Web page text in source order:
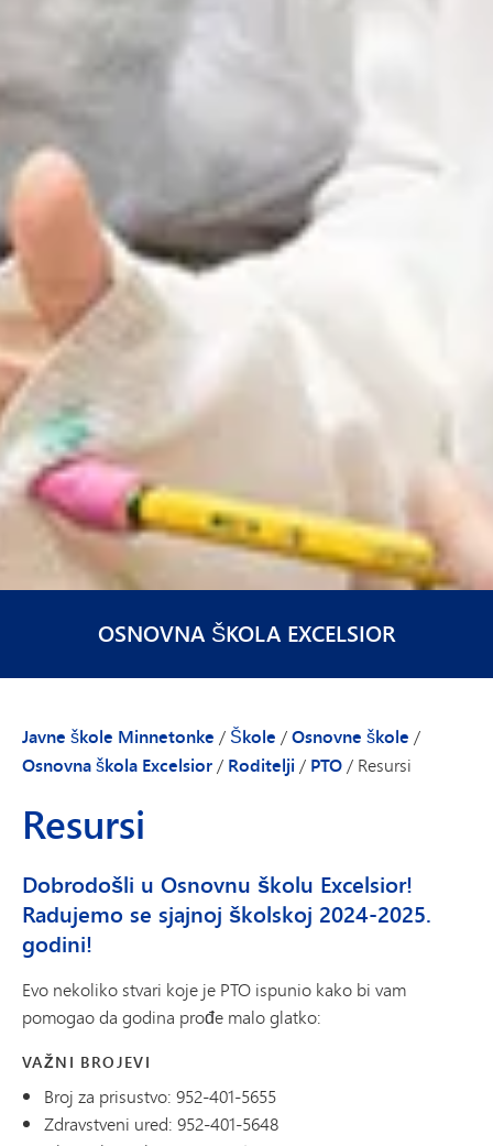
OSNOVNA ŠKOLA EXCELSIOR
Javne škole Minnetonke / Škole /Osnovne škole /
Osnovna škola Excelsior/ Roditelji / PTO/ Resursi
Resursi
Dobrodošli u Osnovnu školu Excelsior!
Radujemo se sjajnoj školskoj 2024-2025.
godini!
Evo nekoliko stvari koje je PTO ispunio kako bi vam
pomogao da godina prođe malo glatko:
VAŽNI BROJEVI
Broj za prisustvo: 952-401-5655
Zdravstveni ured: 952-401-5648